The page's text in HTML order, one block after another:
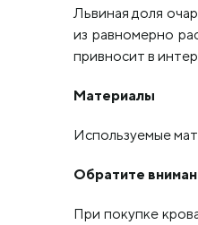
Львиная доля
из равномерно
привносит в
Материалы
Используемые
Обратите
При покупке